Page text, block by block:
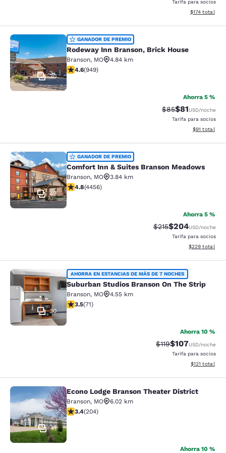
Tarifa para socios
Ver detalles
$174 total
Rodeway Inn Branson, Brick House
30
GANADOR DE PREMIO
Rodeway Inn Branson, Brick House
Branson, MO
4.84 km
calificación de 4.62 estrellas. Excepcional. 949
4.6(949)
Ahorra 5 %
Precio tachado:
$85Precio con
$81USD/noche
Tarifa para socios
Ver detalles
$91 total
Comfort Inn & Suites Branson
49
GANADOR DE PREMIO
Comfort Inn & Suites Branson Meadows
Branson, MO
3.84 km
calificación de 4.76 estrellas. Excepcional. 4456
4.8(4456)
Ahorra 5 %
Precio tachado:
$215Precio con
$204USD/noche
Tarifa para socios
Ver detalles
$229 total
Suburban Studios Branson On The
30
AHORRA EN ESTANCIAS DE MÁS DE 7 NOCHES
Suburban Studios Branson On The Strip
Branson, MO
4.55 km
calificación de 3.52 estrellas. Bueno. 71 reseñas
3.5(71)
Ahorra 10 %
Precio tachado:
$119Precio con
$107USD/noche
Tarifa para socios
Ver detalles
$121 total
Econo Lodge Branson Theater
41
Econo Lodge Branson Theater District
Branson, MO
6.02 km
calificación de 3.38 estrellas. Bueno. 204 reseñas
3.4(204)
Ahorra 10 %